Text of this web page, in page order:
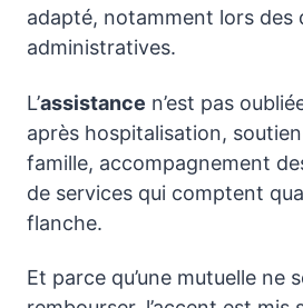
adapté, notamment lors des
administratives.
L’assistance n’est pas
après hospitalisation,
famille, accompagnement
de services qui comptent
flanche.
Et parce qu’une mutuelle ne